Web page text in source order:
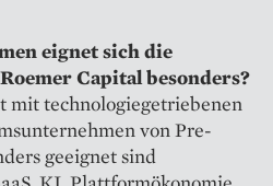
eignet sich die
Capital besonders?
mit technologiegetriebenen
von Pre-
geeignet sind